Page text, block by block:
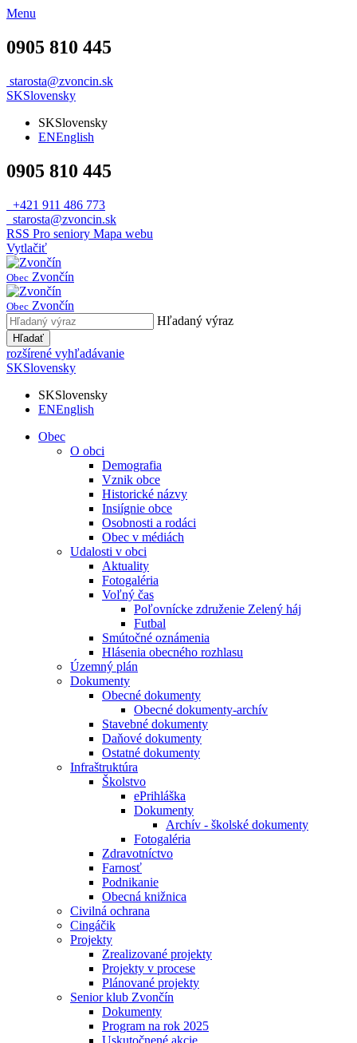
Menu
0905 810 445
starosta@zvoncin.sk
SKSlovensky
SKSlovensky
ENEnglish
0905 810 445
+421 911 486 773
starosta@zvoncin.sk
RSS Pro seniory Mapa webu
Vytlačiť
Obec Zvončín
Obec Zvončín
Hľadaný výraz
Hľadať
rozšírené vyhľadávanie
SKSlovensky
SKSlovensky
ENEnglish
Obec
O obci
Demografia
Vznik obce
Historické názvy
Insiígnie obce
Osobnosti a rodáci
Obec v médiách
Udalosti v obci
Aktuality
Fotogaléria
Voľný čas
Poľovnícke združenie Zelený háj
Futbal
Smútočné oznámenia
Hlásenia obecného rozhlasu
Územný plán
Dokumenty
Obecné dokumenty
Obecné dokumenty-archív
Stavebné dokumenty
Daňové dokumenty
Ostatné dokumenty
Infraštruktúra
Školstvo
ePrihláška
Dokumenty
Archív - školské dokumenty
Fotogaléria
Zdravotníctvo
Farnosť
Podnikanie
Obecná knižnica
Civilná ochrana
Cingáčik
Projekty
Zrealizované projekty
Projekty v procese
Plánované projekty
Senior klub Zvončín
Dokumenty
Program na rok 2025
Uskutočnené akcie